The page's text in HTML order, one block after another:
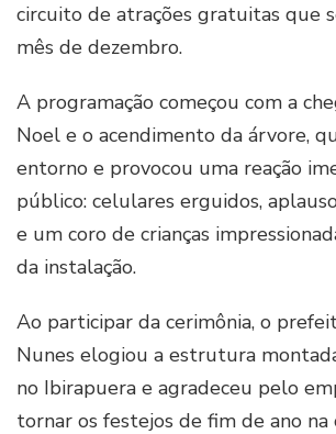
circuito de atrações gratuitas que
mês de dezembro.
A programação começou com a
Noel e o acendimento da árvore,
entorno e provocou uma reação
público: celulares erguidos,
e um coro de crianças
da instalação.
Ao participar da cerimônia, o
Nunes elogiou a estrutura
no Ibirapuera e agradeceu pelo
tornar os festejos de fim de ano na